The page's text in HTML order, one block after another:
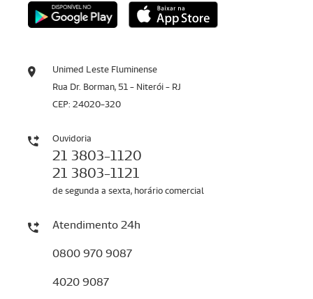
Unimed Leste Fluminense
Rua Dr. Borman, 51 - Niterói - RJ
CEP: 24020-320
Ouvidoria
21 3803-1120
21 3803-1121
de segunda a sexta, horário comercial
Atendimento 24h
0800 970 9087
4020 9087